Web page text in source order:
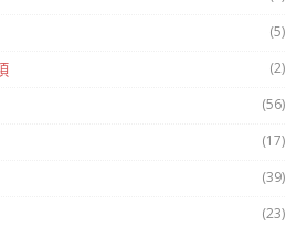
(5)
(2)
(56)
(17)
(39)
(23)